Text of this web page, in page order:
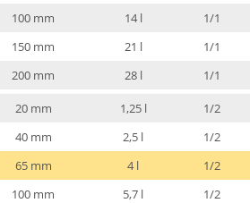
100 mm 14 l
1/1
150 mm 21 l
1/1
200 mm 28 l 1/1
20 mm 1,25 l
1/2
40 mm 2,5 l
1/2
65 mm 4 l
1/2
100 mm 5,7 l
1/2